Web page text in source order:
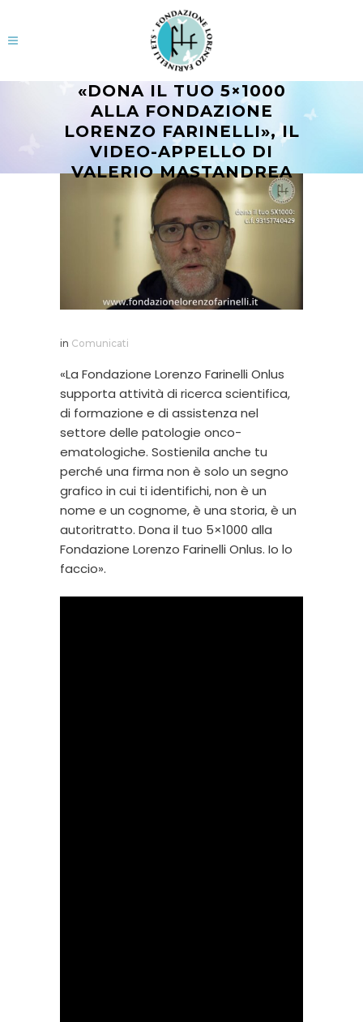
«DONA IL TUO 5×1000
ALLA FONDAZIONE
LORENZO FARINELLI», IL
VIDEO-APPELLO DI
VALERIO MASTANDREA
in Comunicati
«La Fondazione Lorenzo Farinelli Onlus
supporta attività di ricerca scientifica,
di formazione e di assistenza nel
settore delle patologie onco-
ematologiche. Sostienila anche tu
perché una firma non è solo un segno
grafico in cui ti identifichi, non è un
nome e un cognome, è una storia, è un
autoritratto. Dona il tuo 5×1000 alla
Fondazione Lorenzo Farinelli Onlus. Io lo
faccio».